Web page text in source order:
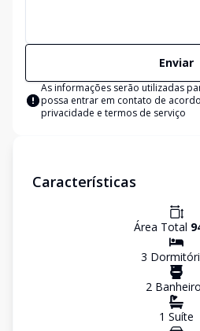
Enviar
As informações serão utilizadas
possa entrar em contato de
privacidade e termos de serviço
Características
Área Total
3
2 Banheiro
1 Suíte